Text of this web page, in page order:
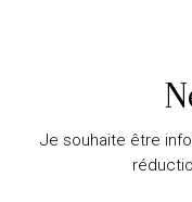
Je souhaite être